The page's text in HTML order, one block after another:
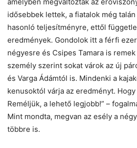
idősebbek lettek, a fiatalok még
hasonló teljesítményre, ettől
eredmények. Gondolok itt a férfi
négyesre és Csipes Tamara is
személy szerint sokat várok az új
és Varga Ádámtól is. Mindenki a
kenusoktól várja az eredményt.
Reméljük, a lehető legjobb!” –
Mint mondta, megvan az esély a
többre is.